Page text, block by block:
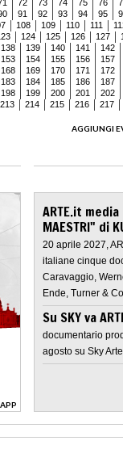
71 72 73 74 75 76
91 92 93 94 95
108 109 110 111
124 125 126 127
138 139 140 141
142
153 154 155 156
157
168 169 170 171
172
183 184 185 186
187
198 199 200 201
202
213 214 215 216
217
AGGIUNGI
ARTE.it
MAESTRI" di
20 aprile 2027,
italiane cinque
Caravaggio,
Ende, Turner &
Su SKY va
documentario
agosto su Sky Arte